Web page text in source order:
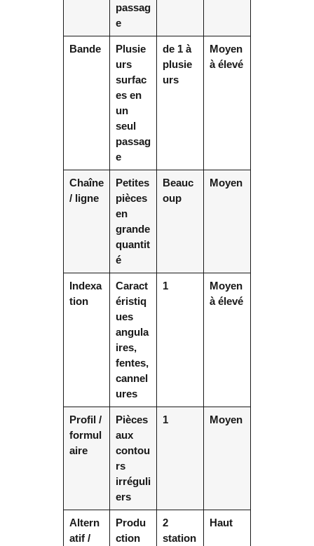
passag
e
Bande
Plusie
urs
surfac
es en
un
seul
passag
e
de 1 à
plusie
urs
Moyen
à élevé
Chaîne
/ ligne
Petites
pièces
en
grande
quantit
é
Beauc
oup
Moyen
Indexa
tion
Caract
éristiq
ues
angula
ires,
fentes,
cannel
ures
1
Moyen
à élevé
Profil /
formul
aire
Pièces
aux
contou
rs
irréguli
ers
1 Moyen
Altern
atif /
Produ
ction
2
station
Haut